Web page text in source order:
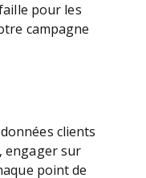
pour les
campagne
clients
engager sur
point de